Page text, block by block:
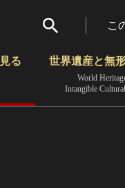
こ
る 世界遺産と無
World
Intangible